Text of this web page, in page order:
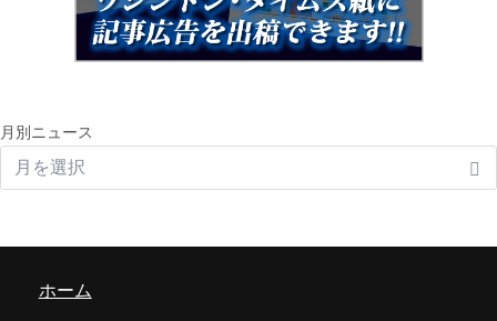
月別ニュース
ホーム